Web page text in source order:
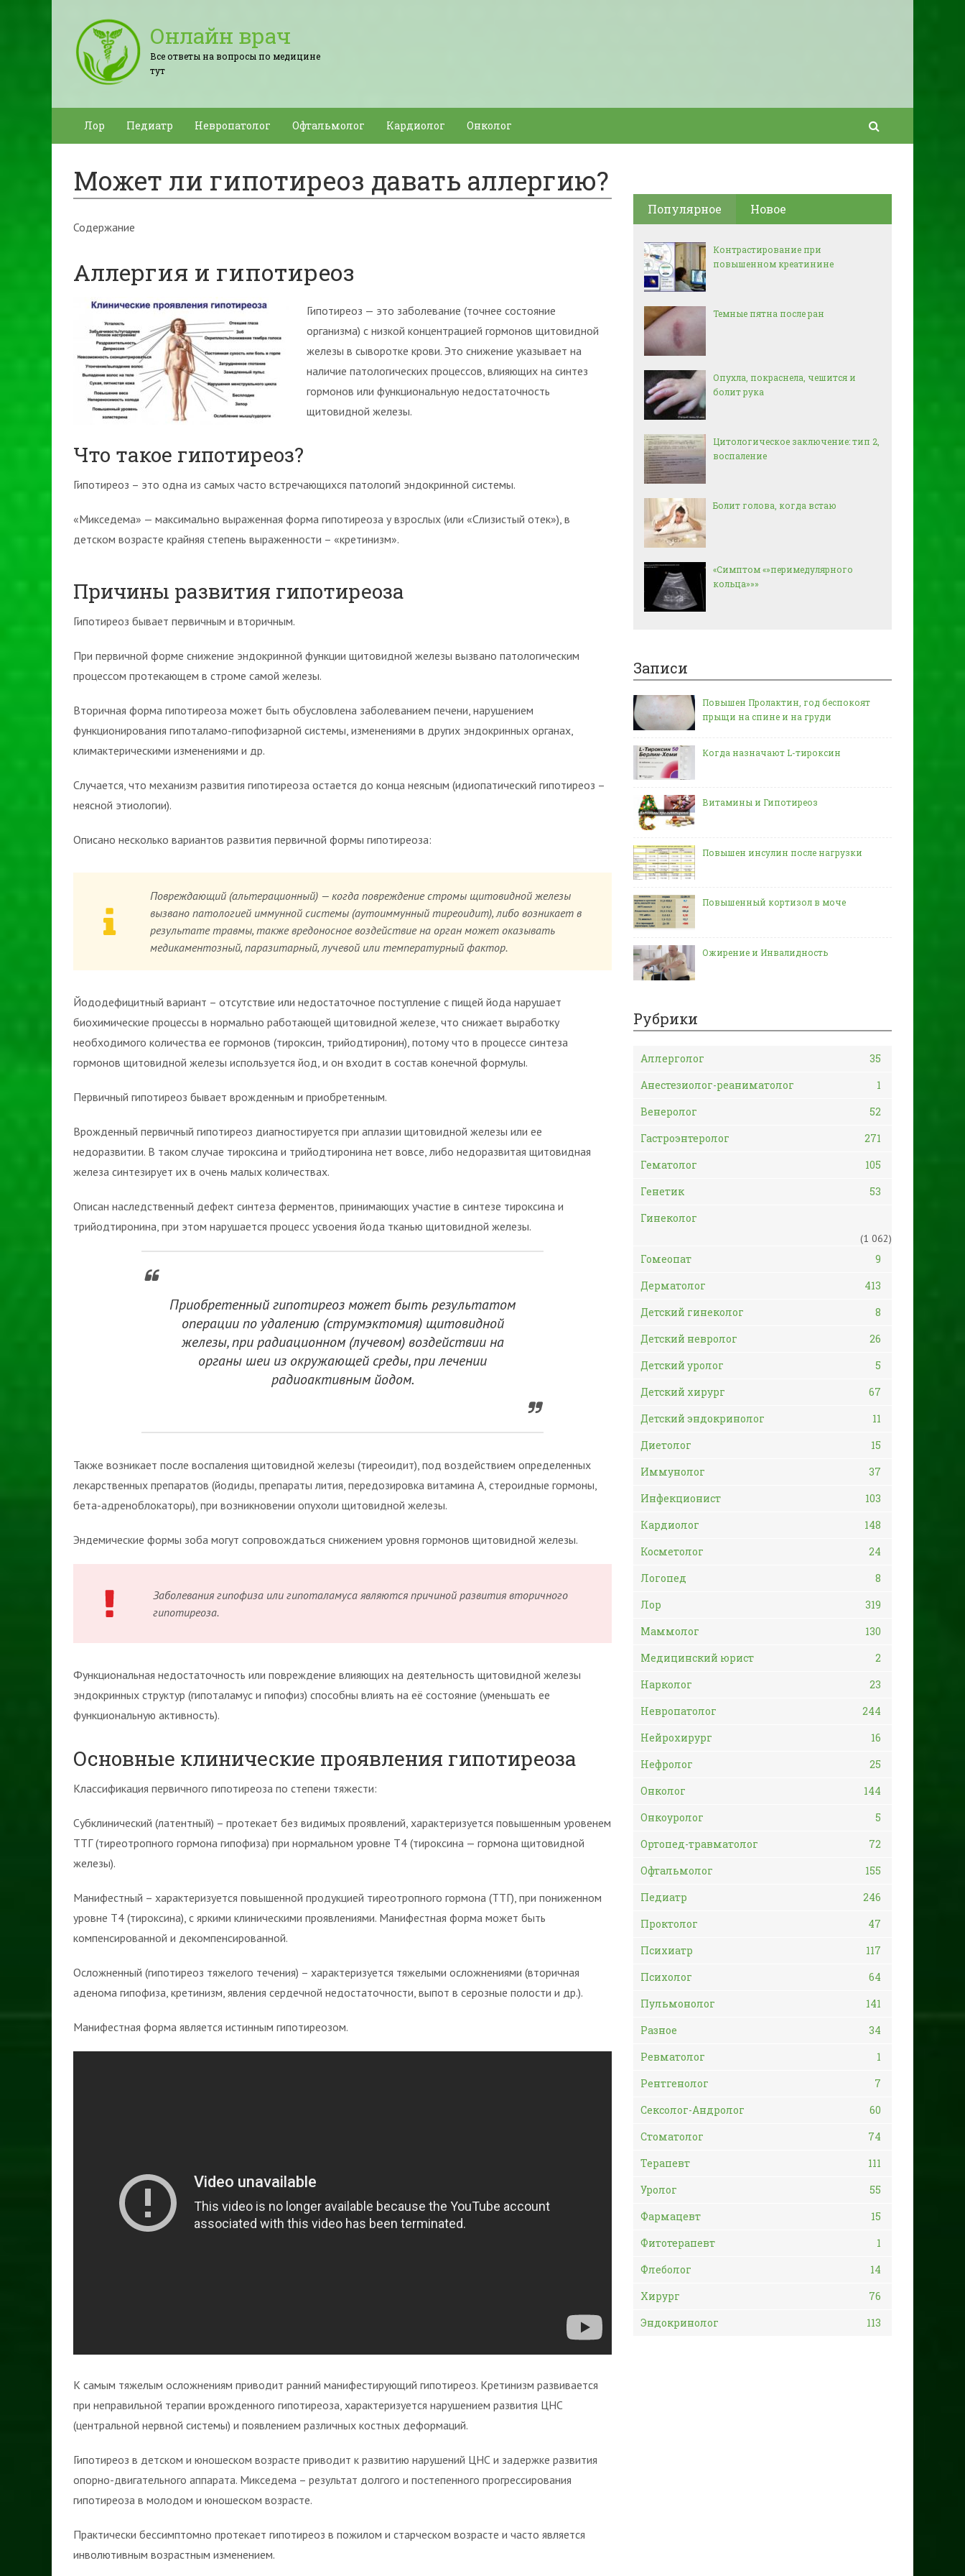
Онлайн врач
Все ответы на вопросы по медицине
тут
Лор Педиатр Невропатолог Офтальмолог Кардиолог Онколог
Может ли гипотиреоз давать аллергию?
Содержание
Аллергия и гипотиреоз
Гипотиреоз — это заболевание (точнее состояние
организма) с низкой концентрацией гормонов щитовидной
железы в сыворотке крови. Это снижение указывает на
наличие патологических процессов, влияющих на синтез
гормонов или функциональную недостаточность
щитовидной железы.
Что такое гипотиреоз?
Гипотиреоз – это одна из самых часто встречающихся патологий эндокринной системы.
«Микседема» — максимально выраженная форма гипотиреоза у взрослых (или «Слизистый отек»), в
детском возрасте крайняя степень выраженности – «кретинизм».
Причины развития гипотиреоза
Гипотиреоз бывает первичным и вторичным.
При первичной форме снижение эндокринной функции щитовидной железы вызвано патологическим
процессом протекающем в строме самой железы.
Вторичная форма гипотиреоза может быть обусловлена заболеванием печени, нарушением
функционирования гипоталамо-гипофизарной системы, изменениями в других эндокринных органах,
климактерическими изменениями и др.
Случается, что механизм развития гипотиреоза остается до конца неясным (идиопатический гипотиреоз –
неясной этиологии).
Описано несколько вариантов развития первичной формы гипотиреоза:
Повреждающий (альтерационный) — когда повреждение стромы щитовидной железы
вызвано патологией иммунной системы (аутоиммунный тиреоидит), либо возникает в
результате травмы, также вредоносное воздействие на орган может оказывать
медикаментозный, паразитарный, лучевой или температурный фактор.
Йододефицитный вариант – отсутствие или недостаточное поступление с пищей йода нарушает
биохимические процессы в нормально работающей щитовидной железе, что снижает выработку
необходимого количества ее гормонов (тироксин, трийодтиронин), потому что в процессе синтеза
гормонов щитовидной железы используется йод, и он входит в состав конечной формулы.
Первичный гипотиреоз бывает врожденным и приобретенным.
Врожденный первичный гипотиреоз диагностируется при аплазии щитовидной железы или ее
недоразвитии. В таком случае тироксина и трийодтиронина нет вовсе, либо недоразвитая щитовидная
железа синтезирует их в очень малых количествах.
Описан наследственный дефект синтеза ферментов, принимающих участие в синтезе тироксина и
трийодтиронина, при этом нарушается процесс усвоения йода тканью щитовидной железы.
Приобретенный гипотиреоз может быть результатом
операции по удалению (струмэктомия) щитовидной
железы, при радиационном (лучевом) воздействии на
органы шеи из окружающей среды, при лечении
радиоактивным йодом.
Также возникает после воспаления щитовидной железы (тиреоидит), под воздействием определенных
лекарственных препаратов (йодиды, препараты лития, передозировка витамина А, стероидные гормоны,
бета-адреноблокаторы), при возникновении опухоли щитовидной железы.
Эндемические формы зоба могут сопровождаться снижением уровня гормонов щитовидной железы.
Заболевания гипофиза или гипоталамуса являются причиной развития вторичного
гипотиреоза.
Функциональная недостаточность или повреждение влияющих на деятельность щитовидной железы
эндокринных структур (гипоталамус и гипофиз) способны влиять на её состояние (уменьшать ее
функциональную активность).
Основные клинические проявления гипотиреоза
Классификация первичного гипотиреоза по степени тяжести:
Субклинический (латентный) – протекает без видимых проявлений, характеризуется повышенным уровенем
ТТГ (тиреотропного гормона гипофиза) при нормальном уровне Т4 (тироксина — гормона щитовидной
железы).
Манифестный – характеризуется повышенной продукцией тиреотропного гормона (ТТГ), при пониженном
уровне Т4 (тироксина), с яркими клиническими проявлениями. Манифестная форма может быть
компенсированной и декомпенсированной.
Осложненный (гипотиреоз тяжелого течения) – характеризуется тяжелыми осложнениями (вторичная
аденома гипофиза, кретинизм, явления сердечной недостаточности, выпот в серозные полости и др.).
Манифестная форма является истинным гипотиреозом.
К самым тяжелым осложнениям приводит ранний манифестирующий гипотиреоз. Кретинизм развивается
при неправильной терапии врожденного гипотиреоза, характеризуется нарушением развития ЦНС
(центральной нервной системы) и появлением различных костных деформаций.
Гипотиреоз в детском и юношеском возрасте приводит к развитию нарушений ЦНС и задержке развития
опорно-двигательного аппарата. Микседема – результат долгого и постепенного прогрессирования
гипотиреоза в молодом и юношеском возрасте.
Практически бессимптомно протекает гипотиреоз в пожилом и старческом возрасте и часто является
инволютивным возрастным изменением.
Популярное Новое
Контрастирование при
повышенном креатинине
Темные пятна после ран
Опухла, покраснела, чешится и
болит рука
Цитологическое заключение: тип 2,
воспаление
Болит голова, когда встаю
«Симптом «»перимедулярного
кольца»»»
Записи
Повышен Пролактин, год беспокоят
прыщи на спине и на груди
Когда назначают L-тироксин
Витамины и Гипотиреоз
Повышен инсулин после нагрузки
Повышенный кортизол в моче
Ожирение и Инвалидность
Рубрики
Аллерголог
35
Анестезиолог-реаниматолог
1
Венеролог
52
Гастроэнтеролог
271
Гематолог
105
Генетик
53
Гинеколог
(1 062)
Гомеопат
9
Дерматолог
413
Детский гинеколог
8
Детский невролог
26
Детский уролог
5
Детский хирург
67
Детский эндокринолог
11
Диетолог
15
Иммунолог
37
Инфекционист
103
Кардиолог
148
Косметолог
24
Логопед
8
Лор
319
Маммолог
130
Медицинский юрист
2
Нарколог
23
Невропатолог
244
Нейрохирург
16
Нефролог
25
Онколог
144
Онкоуролог
5
Ортопед-травматолог
72
Офтальмолог
155
Педиатр
246
Проктолог
47
Психиатр
117
Психолог
64
Пульмонолог
141
Разное
34
Ревматолог
1
Рентгенолог
7
Сексолог-Андролог
60
Стоматолог
74
Терапевт
111
Уролог
55
Фармацевт
15
Фитотерапевт
1
Флеболог
14
Хирург
76
Эндокринолог
113